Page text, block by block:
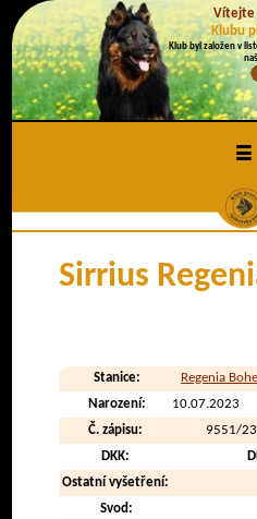
Vítejte
Klubu
Klub byl založen v
≡
Sirrius
Stanice: Regenia
Narození:
10.07.2023
Č. zápisu:
9551/23
DKK:
Ostatní vyšetření:
Svod: